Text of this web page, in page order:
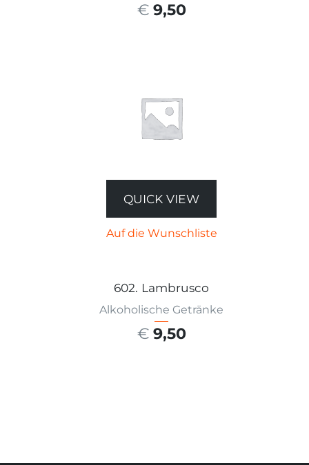
€ 9,50
QUICK VIEW
Auf die Wunschliste
602. Lambrusco
Alkoholische Getränke
€ 9,50